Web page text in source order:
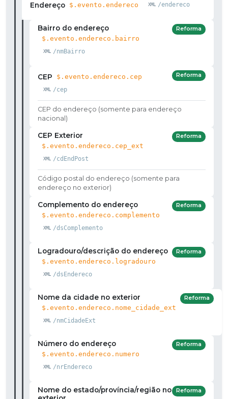
Endereço $.evento.endereco /endereco
Bairro do endereço
$.evento.endereco.bairro
/nmBairro
Reforma
CEP $.evento.endereco.cep
/cep
Reforma
CEP do endereço (somente para endereço
nacional)
CEP Exterior
$.evento.endereco.cep_ext
/cdEndPost
Reforma
Código postal do endereço (somente para
endereço no exterior)
Complemento do endereço
$.evento.endereco.complemento
/dsComplemento
Reforma
Logradouro/descrição do endereço
$.evento.endereco.logradouro
/dsEndereco
Reforma
Nome da cidade no exterior
$.evento.endereco.nome_cidade_ext
/nmCidadeExt
Reforma
Número do endereço
$.evento.endereco.numero
/nrEndereco
Reforma
Nome do estado/província/região no
Reforma